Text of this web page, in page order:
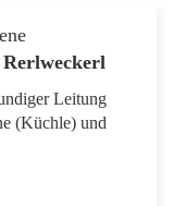
Leitung
(Küchle) und